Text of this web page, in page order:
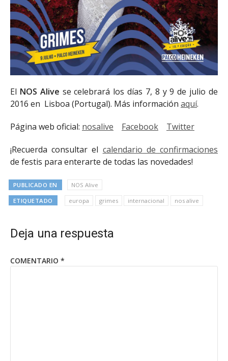
El NOS Alive se celebrará los días 7, 8 y 9 de julio de
2016 en Lisboa (Portugal). Más información aquí.
Página web oficial: nosalive Facebook Twitter
¡Recuerda consultar el calendario de confirmaciones
de festis para enterarte de todas las novedades!
PUBLICADO EN NOS Alive
ETIQUETADO europa grimes internacional nos alive
Deja una respuesta
COMENTARIO *